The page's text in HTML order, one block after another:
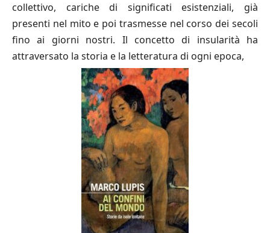
collettivo, cariche di significati esistenziali, già
presenti nel mito e poi trasmesse nel corso dei secoli
fino ai giorni nostri. Il concetto di insularità ha
attraversato la storia e la letteratura di ogni epoca,